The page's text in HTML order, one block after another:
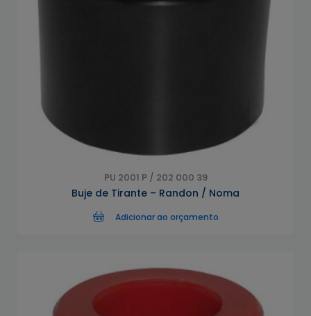
PU 2001 P / 202 000 39
Buje de Tirante – Randon / Noma
Adicionar ao orçamento